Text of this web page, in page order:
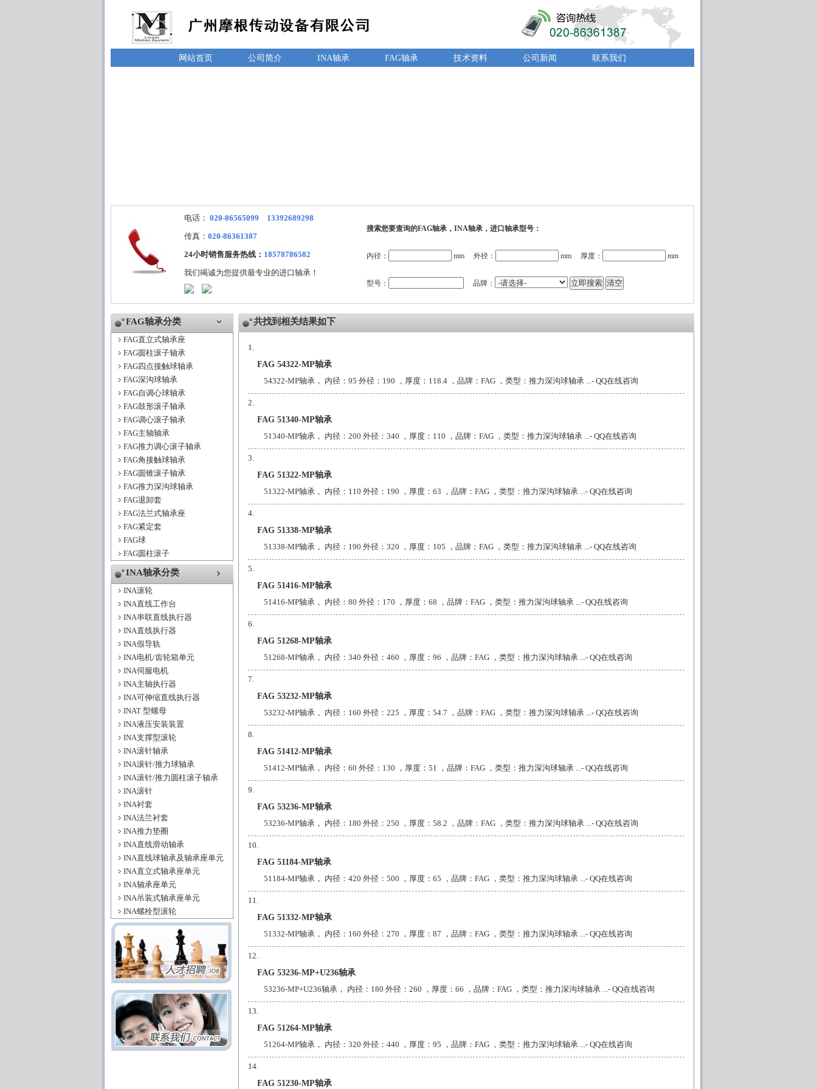
网站首页 公司简介 INA轴承 FAG轴承 技术资料 公司新闻 联系我们
电话： 020-86565099 13392689298
传真： 020-86361387
24小时销售服务热线： 18578786582
我们竭诚为您提供最专业的进口轴承！
搜索您要查询的FAG轴承，INA轴承，进口轴承型号：
内径： mm 外径： mm 厚度： mm
型号： 品牌：
FAG轴承分类
FAG直立式轴承座
FAG圆柱滚子轴承
FAG四点接触球轴承
FAG深沟球轴承
FAG自调心球轴承
FAG鼓形滚子轴承
FAG调心滚子轴承
FAG主轴轴承
FAG推力调心滚子轴承
FAG角接触球轴承
FAG圆锥滚子轴承
FAG推力深沟球轴承
FAG退卸套
FAG法兰式轴承座
FAG紧定套
FAG球
FAG圆柱滚子
INA轴承分类
INA滚轮
INA直线工作台
INA串联直线执行器
INA直线执行器
INA假导轨
INA电机/齿轮箱单元
INA伺服电机
INA主轴执行器
INA可伸缩直线执行器
INAT 型螺母
INA液压安装装置
INA支撑型滚轮
INA滚针轴承
INA滚针/推力球轴承
INA滚针/推力圆柱滚子轴承
INA滚针
INA衬套
INA法兰衬套
INA推力垫圈
INA直线滑动轴承
INA直线球轴承及轴承座单元
INA直立式轴承座单元
INA轴承座单元
INA吊装式轴承座单元
INA螺栓型滚轮
共找到相关结果如下
FAG 54322-MP轴承
54322-MP轴承， 内径：95 外径：190 ，厚度：118.4 ，品牌：FAG ，类型：推力深沟球轴承 ...- QQ在线咨询
FAG 51340-MP轴承
51340-MP轴承， 内径：200 外径：340 ，厚度：110 ，品牌：FAG ，类型：推力深沟球轴承 ...- QQ在线咨询
FAG 51322-MP轴承
51322-MP轴承， 内径：110 外径：190 ，厚度：63 ，品牌：FAG ，类型：推力深沟球轴承 ...- QQ在线咨询
FAG 51338-MP轴承
51338-MP轴承， 内径：190 外径：320 ，厚度：105 ，品牌：FAG ，类型：推力深沟球轴承 ...- QQ在线咨询
FAG 51416-MP轴承
51416-MP轴承， 内径：80 外径：170 ，厚度：68 ，品牌：FAG ，类型：推力深沟球轴承 ...- QQ在线咨询
FAG 51268-MP轴承
51268-MP轴承， 内径：340 外径：460 ，厚度：96 ，品牌：FAG ，类型：推力深沟球轴承 ...- QQ在线咨询
FAG 53232-MP轴承
53232-MP轴承， 内径：160 外径：225 ，厚度：54.7 ，品牌：FAG ，类型：推力深沟球轴承 ...- QQ在线咨询
FAG 51412-MP轴承
51412-MP轴承， 内径：60 外径：130 ，厚度：51 ，品牌：FAG ，类型：推力深沟球轴承 ...- QQ在线咨询
FAG 53236-MP轴承
53236-MP轴承， 内径：180 外径：250 ，厚度：58.2 ，品牌：FAG ，类型：推力深沟球轴承 ...- QQ在线咨询
FAG 51184-MP轴承
51184-MP轴承， 内径：420 外径：500 ，厚度：65 ，品牌：FAG ，类型：推力深沟球轴承 ...- QQ在线咨询
FAG 51332-MP轴承
51332-MP轴承， 内径：160 外径：270 ，厚度：87 ，品牌：FAG ，类型：推力深沟球轴承 ...- QQ在线咨询
FAG 53236-MP+U236轴承
53236-MP+U236轴承， 内径：180 外径：260 ，厚度：66 ，品牌：FAG ，类型：推力深沟球轴承 ...- QQ在线咨询
FAG 51264-MP轴承
51264-MP轴承， 内径：320 外径：440 ，厚度：95 ，品牌：FAG ，类型：推力深沟球轴承 ...- QQ在线咨询
FAG 51230-MP轴承